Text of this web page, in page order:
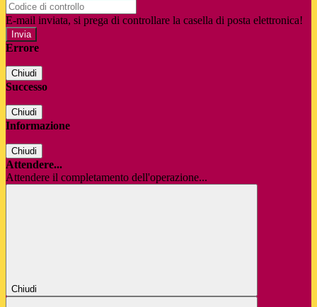
E-mail inviata, si prega di controllare la casella di posta elettronica!
Errore
Chiudi
Successo
Chiudi
Informazione
Chiudi
Attendere...
Attendere il completamento dell'operazione...
Chiudi